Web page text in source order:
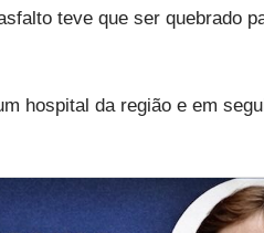
teve que ser quebrado
hospital da região e em